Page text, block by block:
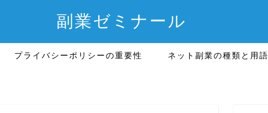
副業ゼミナール
プライバシーポリシーの重要性 ネット副業の種類と用語